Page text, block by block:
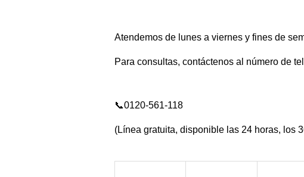
Atendemos de lunes a viernes y fines de
Para consultas, contáctenos al número de
📞0120-561-118
(Línea gratuita, disponible las 24 horas, los